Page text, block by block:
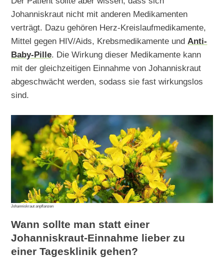
Johanniskraut nicht mit anderen Medikamenten
verträgt. Dazu gehören Herz-Kreislaufmedikamente,
Mittel gegen HIV/Aids, Krebsmedikamente und Anti-
Baby-Pille. Die Wirkung dieser Medikamente kann
mit der gleichzeitigen Einnahme von Johanniskraut
abgeschwächt werden, sodass sie fast wirkungslos
sind.
Johanniskraut anpflanzen
Wann sollte man statt einer
Johanniskraut-Einnahme lieber zu
einer Tagesklinik gehen?